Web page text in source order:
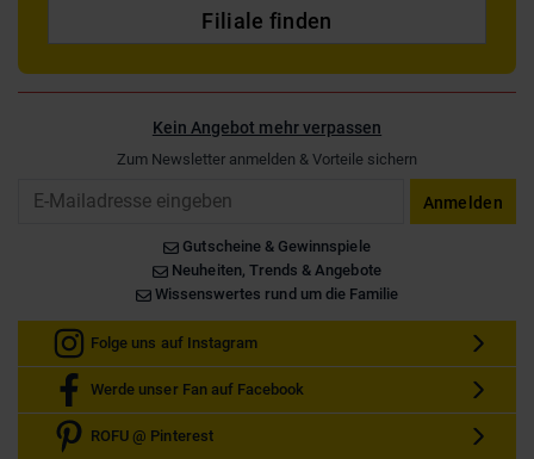
Filiale finden
Kein Angebot mehr verpassen
Zum Newsletter anmelden & Vorteile sichern
Anmelden
Gutscheine & Gewinnspiele
Neuheiten, Trends & Angebote
Wissenswertes rund um die Familie
Folge uns auf Instagram
Werde unser Fan auf Facebook
ROFU @ Pinterest